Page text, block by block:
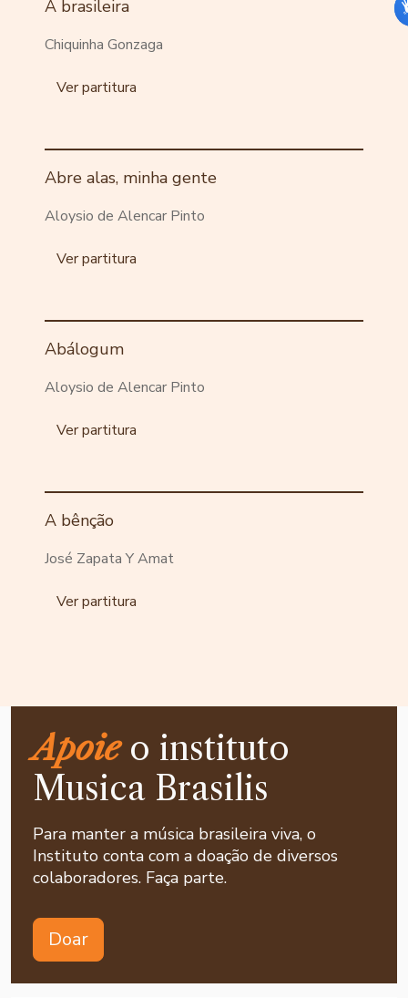
A brasileira
Chiquinha Gonzaga
Ver partitura
Abre alas, minha gente
Aloysio de Alencar Pinto
Ver partitura
Abálogum
Aloysio de Alencar Pinto
Ver partitura
A bênção
José Zapata Y Amat
Ver partitura
Apoieo instituto
Musica Brasilis
Para manter a música brasileira viva, o
Instituto conta com a doação de diversos
colaboradores. Faça parte.
Doar